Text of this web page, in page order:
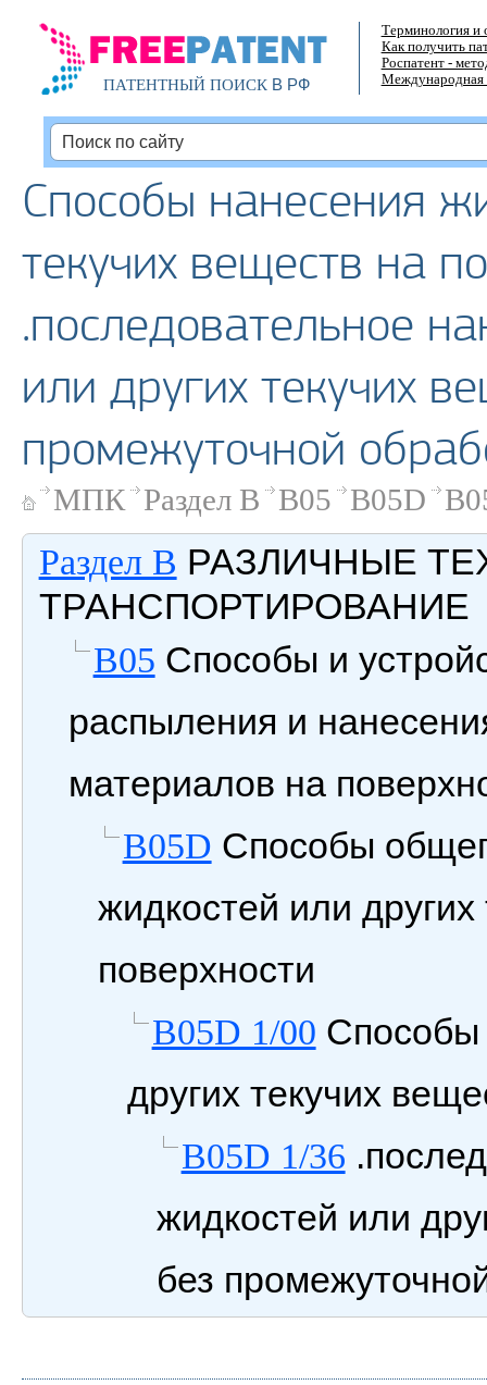
ПАТЕНТНЫЙ ПОИСКВ РФ
Терминология и
Как получить
Роспатент -
Международная
Способы нанесения
текучих веществ на
.последовательное
или других текучих
промежуточной
МПК Раздел B B05 B05D
Раздел B РАЗЛИЧНЫЕ
ТРАНСПОРТИРОВАНИЕ
B05 Способы и
распыления и
материалов на
B05D Способы
жидкостей или
поверхности
B05D 1/00 Способы
других текучих
B05D 1/36
жидкостей или
без